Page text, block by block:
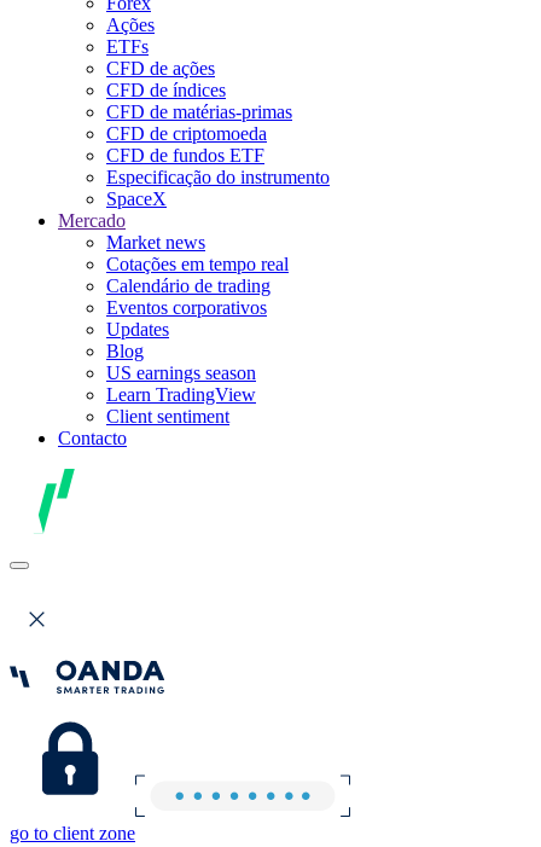
Ações
ETFs
CFD de ações
CFD de índices
CFD de matérias-primas
CFD de criptomoeda
CFD de fundos ETF
Especificação do instrumento
SpaceX
Mercado
Market news
Cotações em tempo real
Calendário de trading
Eventos corporativos
Updates
Blog
US earnings season
Learn TradingView
Client sentiment
Contacto
go to client zone